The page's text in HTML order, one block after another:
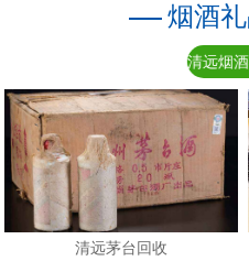
烟酒
清远茅台回收